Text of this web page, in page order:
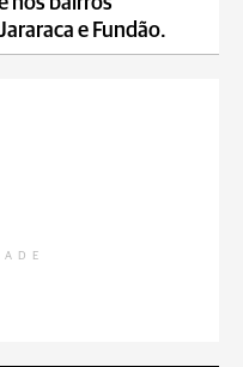
e Fundão.